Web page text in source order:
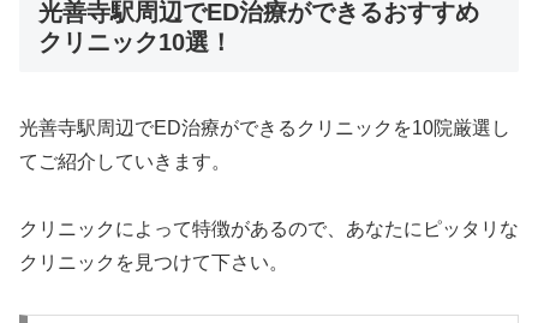
光善寺駅周辺でED治療ができるおすすめ
クリニック10選！
光善寺駅周辺でED治療ができるクリニックを10院厳選し
てご紹介していきます。
クリニックによって特徴があるので、あなたにピッタリな
クリニックを見つけて下さい。